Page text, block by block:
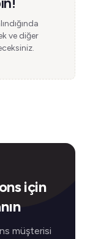
ve diğer
için
müşterisi